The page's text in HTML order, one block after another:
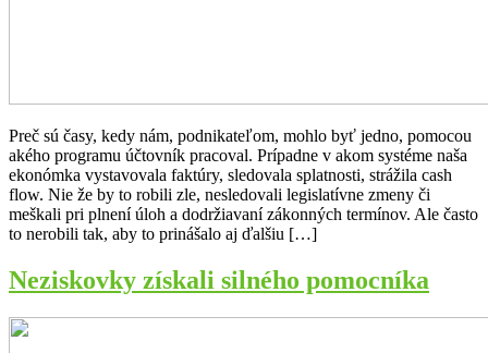
Preč sú časy, kedy nám, podnikateľom, mohlo byť jedno, pomocou
akého programu účtovník pracoval. Prípadne v akom systéme naša
ekonómka vystavovala faktúry, sledovala splatnosti, strážila cash
flow. Nie že by to robili zle, nesledovali legislatívne zmeny či
meškali pri plnení úloh a dodržiavaní zákonných termínov. Ale často
to nerobili tak, aby to prinášalo aj ďalšiu […]
Neziskovky získali silného pomocníka